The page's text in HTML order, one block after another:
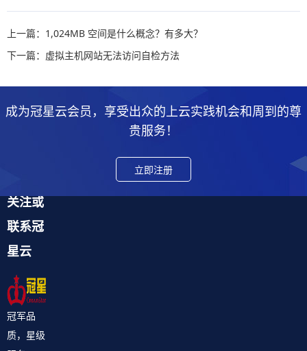
上一篇：1,024MB 空间是什么概念？有多大？
下一篇：虚拟主机网站无法访问自检方法
成为冠星云会员，享受出众的上云实践机会和周到的尊
贵服务！
立即注册
关注或
联系冠
星云
冠军品
质，星级